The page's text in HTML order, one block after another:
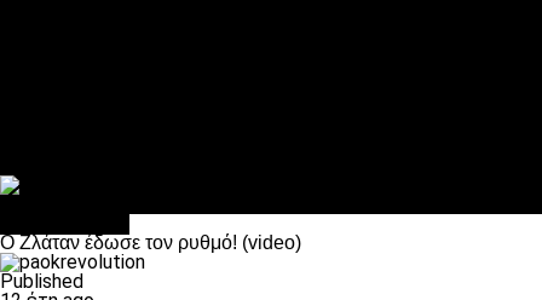
Ο Ζλάταν έδωσε τον ρυθμό! (video)
Published